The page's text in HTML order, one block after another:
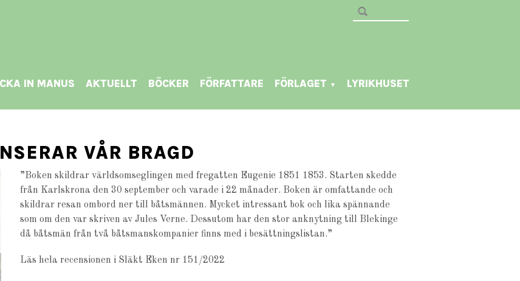
IN MANUS AKTUELLT BÖCKER FÖRFATTARE FÖRLAGET ▼ LYRIKHUSET
VÅR BRAGD
”Boken skildrar världsomseglingen med fregatten Eugenie 1851 1853. Starten skedde
från Karlskrona den 30 september och varade i 22 månader. Boken är omfattande och
skildrar resan ombord ner till båtsmännen. Mycket intressant bok och lika spännande
som om den var skriven av Jules Verne. Dessutom har den stor anknytning till Blekinge
då båtsmän från två båtsmanskompanier finns med i besättningslistan.”
Läs hela recensionen i Släkt Eken nr 151/2022